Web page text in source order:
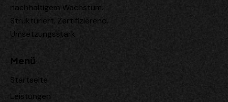
nachhaltigem Wachstum.
Strukturiert. Zertifizierend.
Umsetzungsstark.
Menü
Startseite
Leistungen